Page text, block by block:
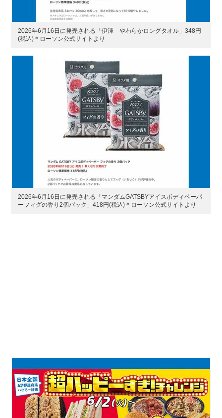
2026年6月16日に発売される「伊澤 やわらかロングタオル」348円
(税込)＊ローソン公式サイトより
2026年6月16日に発売される「マンダムGATSBYアイスボディペーパ
ーフィグの香り2個パック」418円(税込)＊ローソン公式サイトより